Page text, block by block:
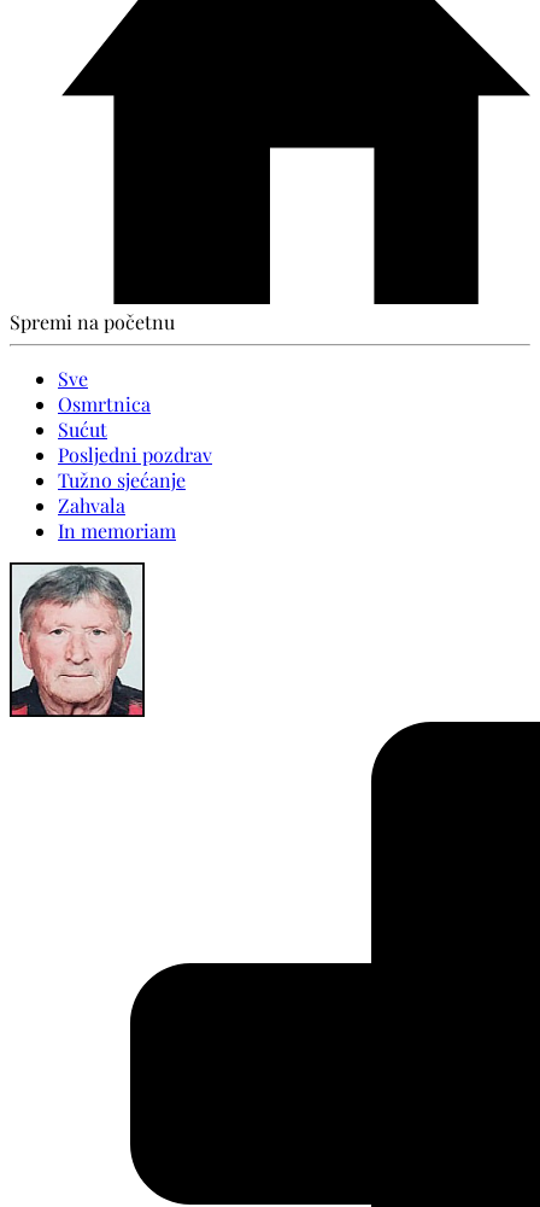
Spremi na početnu
Sve
Osmrtnica
Sućut
Posljedni pozdrav
Tužno sjećanje
Zahvala
In memoriam